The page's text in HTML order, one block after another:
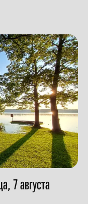
7 августа